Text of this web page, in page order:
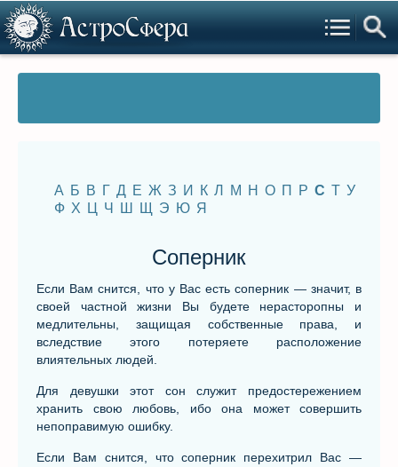
А Б В Г Д Е Ж З И К Л М Н О П Р С Т У
Ф Х Ц Ч Ш Щ Э Ю Я
Соперник
Если Вам снится, что у Вас есть соперник — значит, в
своей частной жизни Вы будете нерасторопны и
медлительны, защищая собственные права, и
вследствие этого потеряете расположение
влиятельных людей.
Для девушки этот сон служит предостережением
хранить свою любовь, ибо она может совершить
непоправимую ошибку.
Если Вам снится, что соперник перехитрил Вас —